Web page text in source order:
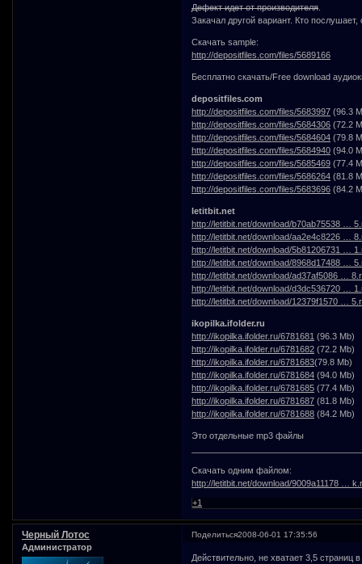
Дефект идет от производителя
Закачал другой вариант. Кто
Скачать sample:
http://depositfiles.com/files/5689166
Бесплатно скачать/Free download
depositfiles.com
http://depositfiles.com/files/5683997 (96.3
http://depositfiles.com/files/5684306 (72.2
http://depositfiles.com/files/5684604 (79.8
http://depositfiles.com/files/5684940 (94.0
http://depositfiles.com/files/5685469 (77.4
http://depositfiles.com/files/5686264 (81.8
http://depositfiles.com/files/5683696 (84.2
letitbit.net
http://letitbit.net/download/b70ab75538 …
http://letitbit.net/download/aa2e4c8226 …
http://letitbit.net/download/5b81206731 …
http://letitbit.net/download/8968d17488 …
http://letitbit.net/download/ad37af5086 …
http://letitbit.net/download/d3dc536720 …
http://letitbit.net/download/12379f1570 …
ikopilka.ifolder.ru
http://ikopilka.ifolder.ru/6781681 (96.3 Mb)
http://ikopilka.ifolder.ru/6781682 (72.2 Mb)
http://ikopilka.ifolder.ru/6781683(79.8 Mb)
http://ikopilka.ifolder.ru/6781684 (94.0 Mb)
http://ikopilka.ifolder.ru/6781685 (77.4 Mb)
http://ikopilka.ifolder.ru/6781687 (81.8 Mb)
http://ikopilka.ifolder.ru/6781688 (84.2 Mb)
Это отдельные mp3 файлы
Скачать одним файлом:
http://letitbit.net/download/9009a11178 …
+1
Поделиться2008-06-01 17:35:56
Черный Лотос
Администратор
Действительно, не хватает 3,5 страниц